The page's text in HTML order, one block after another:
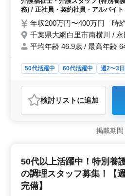
復サポート ・介護
当あり ＊制服支給
のみ応相談 60代活
おります♪
務) / 正社員・契約社員・アルバイ
年収200万円〜400万円 時
千葉県大網白里市南横川 / 永
平均年齢 46.9歳 / 最高年齢
50代活躍中 60代活躍中 週2〜3
介護福祉士・
おすすめポイント
＜柔軟な勤務形態＞ この求人で
の勤務が可能です。そのため家
両立させながら安定した収入を得
OK＞ 無料駐車場が完備されてお
す。公共交通機関の利用が難しい
方にとって便利な環境です。通勤
り、交通費の負担を軽減できます
検討リスト に追加
掲載期
50代以上活躍中！特別養
の調理スタッフ募集！【
完備】